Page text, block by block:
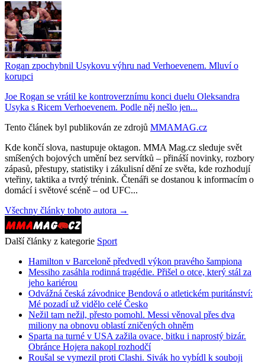
Rogan zpochybnil Usykovu výhru nad Verhoevenem. Mluví o
korupci
Joe Rogan se vrátil ke kontroverznímu konci duelu Oleksandra
Usyka s Ricem Verhoevenem. Podle něj nešlo jen...
Tento článek byl publikován ze zdrojů MMAMAG.cz
Kde končí slova, nastupuje oktagon. MMA Mag.cz sleduje svět
smíšených bojových umění bez servítků – přináší novinky, rozbory
zápasů, přestupy, statistiky i zákulisní dění ze světa, kde rozhodují
vteřiny, taktika a tvrdý trénink. Čtenáři se dostanou k informacím o
domácí i světové scéně – od UFC...
Všechny články tohoto autora →
Další články z kategorie Sport
Hamilton v Barceloně předvedl výkon pravého šampiona
Messiho zasáhla rodinná tragédie. Přišel o otce, který stál za
jeho kariérou
Odvážná česká závodnice Bendová o atletickém puritánství:
Mé pozadí už vidělo celé Česko
Nežil tam nežil, přesto pomohl. Messi věnoval přes dva
miliony na obnovu oblastí zničených ohněm
Sparta na turné v USA zažila ovace, bitku i naprostý bizár.
Obránce Hojera nakopl rozhodčí
Roušal se vymezil proti Clashi. Sivák ho vybídl k souboji